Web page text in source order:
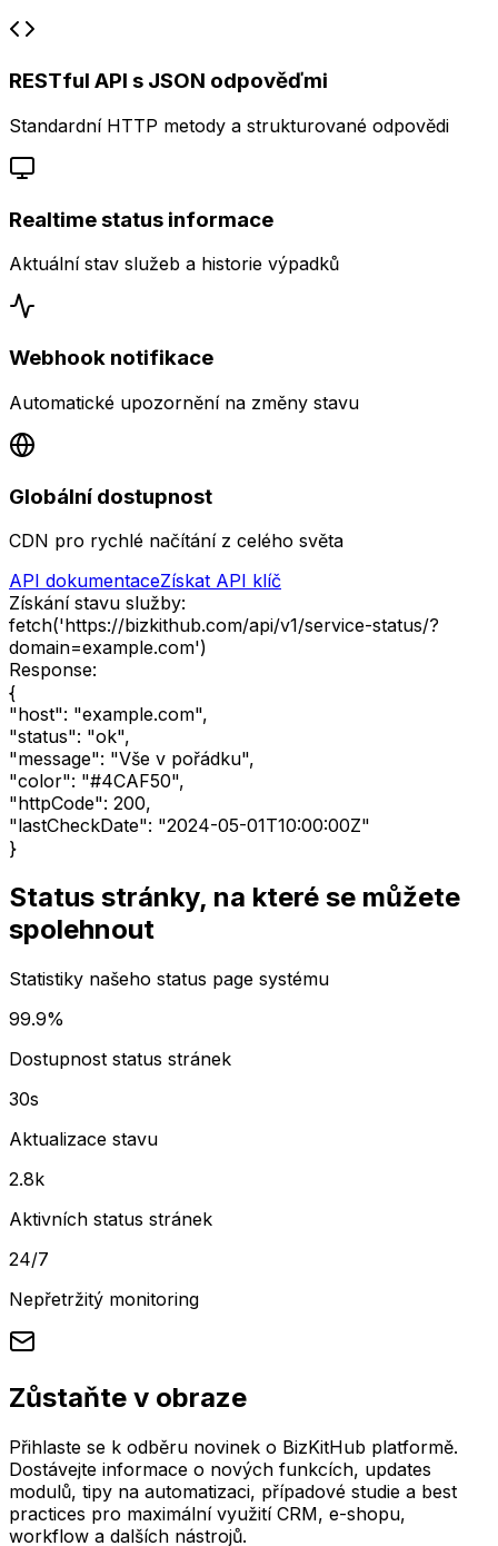
RESTful API s JSON odpověďmi
Standardní HTTP metody a strukturované odpovědi
Realtime status informace
Aktuální stav služeb a historie výpadků
Webhook notifikace
Automatické upozornění na změny stavu
Globální dostupnost
CDN pro rychlé načítání z celého světa
API dokumentaceZískat API klíč
Získání stavu služby:
fetch('https://bizkithub.com/api/v1/service-status/?
domain=example.com')
Response:
{
"host": "example.com",
"status": "ok",
"message": "Vše v pořádku",
"color": "#4CAF50",
"httpCode": 200,
"lastCheckDate": "2024-05-01T10:00:00Z"
}
Status stránky, na které se můžete
spolehnout
Statistiky našeho status page systému
99.9%
Dostupnost status stránek
30s
Aktualizace stavu
2.8k
Aktivních status stránek
24/7
Nepřetržitý monitoring
Zůstaňte v obraze
Přihlaste se k odběru novinek o BizKitHub platformě.
Dostávejte informace o nových funkcích, updates
modulů, tipy na automatizaci, případové studie a best
practices pro maximální využití CRM, e-shopu,
workflow a dalších nástrojů.